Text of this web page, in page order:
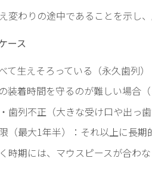
変わりの途中であることを示し
ース
て生えそろっている（永久歯列）
装着時間を守るのが難しい場合
歯列不正（大きな受け口や出っ
（最大1年半）：それ以上に長
時期には、マウスピースが合わ